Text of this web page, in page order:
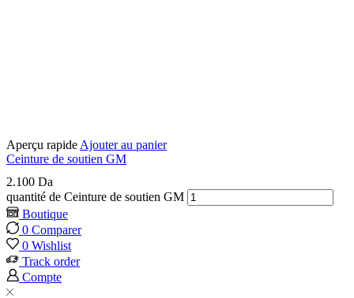
Aperçu rapide Ajouter au panier
Ceinture de soutien GM
2.100 Da
quantité de Ceinture de soutien GM
Boutique
0 Comparer
0 Wishlist
Track order
Compte